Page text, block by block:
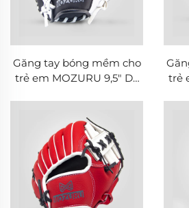
Găng tay bóng mềm cho
trẻ em MOZURU 9,5" Da
trẻ